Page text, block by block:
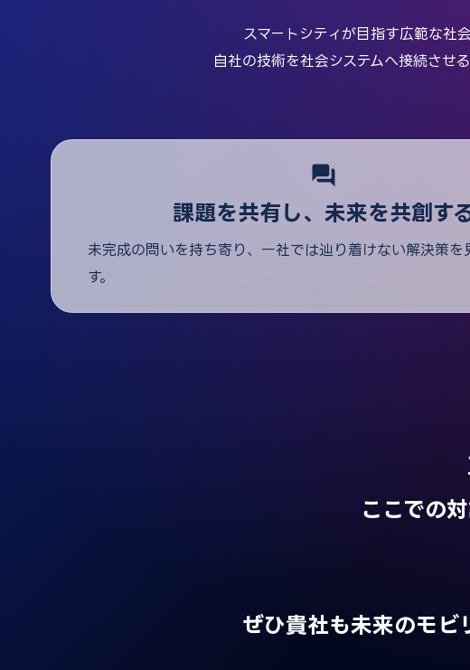
スマートシティが目指す広範な社
自社の技術を社会システムへ接続させ
forum
課題を共有し、未来を共創す
未完成の問いを持ち寄り、一社では辿り着けない解決策を
す。
ここでの
ぜひ貴社も未来のモビ